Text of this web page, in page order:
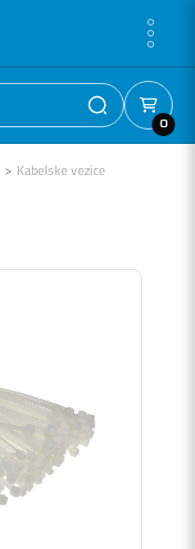
0
Kabelske vezice